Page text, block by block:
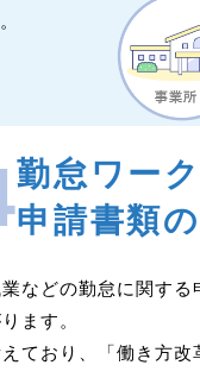
勤怠ワー
申請書類
などの勤怠に関す
ます。
ており、「働き方